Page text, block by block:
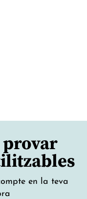
provar
en la teva